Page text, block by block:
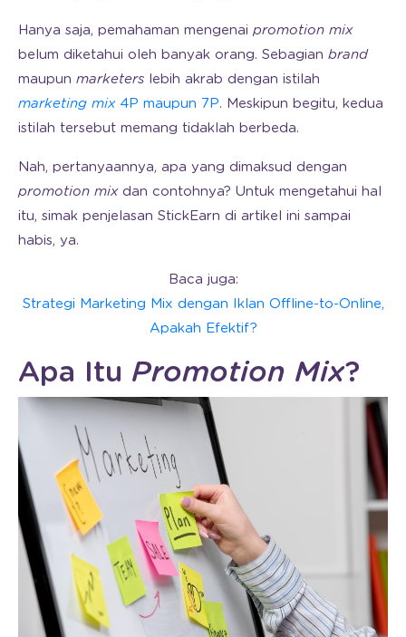
Hanya saja, pemahaman mengenai promotion mix
belum diketahui oleh banyak orang. Sebagian brand
maupun marketers lebih akrab dengan istilah
marketing mix4P maupun 7P. Meskipun begitu, kedua
istilah tersebut memang tidaklah berbeda.
Nah, pertanyaannya, apa yang dimaksud dengan
promotion mixdan contohnya? Untuk mengetahui hal
itu, simak penjelasan StickEarn di artikel ini sampai
habis, ya.
Baca juga:
Strategi Marketing Mix dengan Iklan Offline-to-Online,
Apakah Efektif?
Apa Itu Promotion Mix?